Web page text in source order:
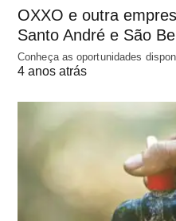
OXXO e outra
Santo André e São
Conheça as oportunidades
4 anos atrás